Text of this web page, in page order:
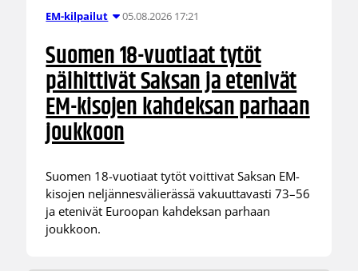
EM-kilpailut 05.08.2026 17:21
Suomen 18-vuotiaat tytöt
päihittivät Saksan ja etenivät
EM-kisojen kahdeksan parhaan
joukkoon
Suomen 18-vuotiaat tytöt voittivat Saksan EM-
kisojen neljännesvälierässä vakuuttavasti 73–56
ja etenivät Euroopan kahdeksan parhaan
joukkoon.